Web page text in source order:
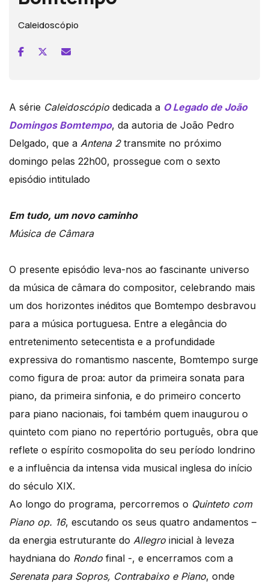
Caleidoscópio
A série Caleidoscópio dedicada a O Legado de João
Domingos Bomtempo, da autoria de João Pedro
Delgado, que a Antena 2transmite no próximo
domingo pelas 22h00, prossegue com o sexto
episódio intitulado
Em tudo, um novo caminho
Música de Câmara
O presente episódio leva-nos ao fascinante universo
da música de câmara do compositor, celebrando mais
um dos horizontes inéditos que Bomtempo desbravou
para a música portuguesa. Entre a elegância do
entretenimento setecentista e a profundidade
expressiva do romantismo nascente, Bomtempo surge
como figura de proa: autor da primeira sonata para
piano, da primeira sinfonia, e do primeiro concerto
para piano nacionais, foi também quem inaugurou o
quinteto com piano no repertório português, obra que
reflete o espírito cosmopolita do seu período londrino
e a influência da intensa vida musical inglesa do início
do século XIX.
Ao longo do programa, percorremos o Quinteto com
Piano op. 16, escutando os seus quatro andamentos –
da energia estruturante do Allegro inicial à leveza
haydniana do Rondo final -, e encerramos com a
Serenata para Sopros, Contrabaixo e Piano, onde